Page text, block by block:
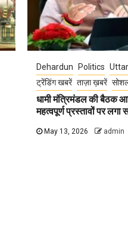
Dehardun Politics
ट्रेंडिंग खबरें ताज़ा ख़बरें
धामी मंत्रिमंडल की बैठक
महत्वपूर्ण प्रस्तावों पर लगा
May 13, 2026 admin